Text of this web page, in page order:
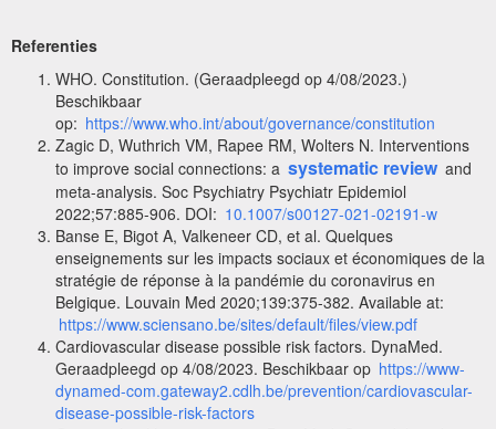
Referenties
WHO. Constitution. (Geraadpleegd op 4/08/2023.)
Beschikbaar
op: https://www.who.int/about/governance/constitution
Zagic D, Wuthrich VM, Rapee RM, Wolters N. Interventions
to improve social connections: a systematic review and
meta-analysis. Soc Psychiatry Psychiatr Epidemiol
2022;57:885-906. DOI: 10.1007/s00127-021-02191-w
Banse E, Bigot A, Valkeneer CD, et al. Quelques
enseignements sur les impacts sociaux et économiques de la
stratégie de réponse à la pandémie du coronavirus en
Belgique. Louvain Med 2020;139:375-382. Available at:
https://www.sciensano.be/sites/default/files/view.pdf
Cardiovascular disease possible risk factors. DynaMed.
Geraadpleegd op 4/08/2023. Beschikbaar op https://www-
dynamed-com.gateway2.cdlh.be/prevention/cardiovascular-
disease-possible-risk-factors